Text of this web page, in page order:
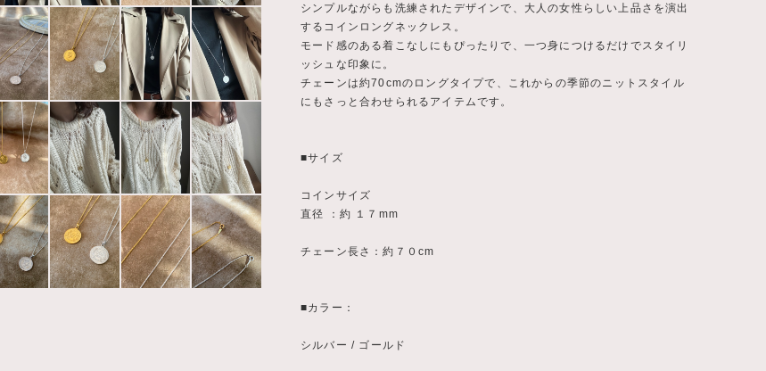
シンプルながらも洗練されたデザインで、大人の女性らしい上品さを演出
するコインロングネックレス。
モード感のある着こなしにもぴったりで、一つ身につけるだけでスタイリ
ッシュな印象に。
チェーンは約70cmのロングタイプで、これからの季節のニットスタイル
にもさっと合わせられるアイテムです。
■サイズ
コインサイズ
直径 ：約 １７mm
チェーン長さ：約７０cm
■カラー：
シルバー / ゴールド